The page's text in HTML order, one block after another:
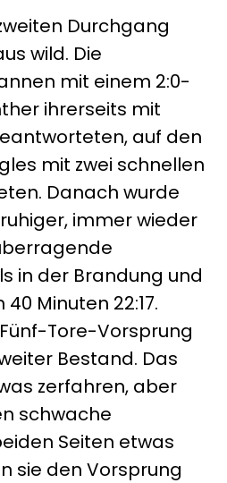
Durchgang
wild. Die
mit einem 2:0-
ihrerseits mit
auf den
mit zwei schnellen
Danach wurde
immer wieder
in der Brandung und
Minuten 22:17.
Tore-Vorsprung
Bestand. Das
zerfahren, aber
schwache
Seiten etwas
sie den Vorsprung